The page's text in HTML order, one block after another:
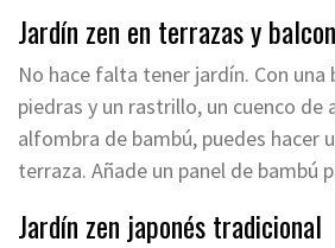
Jardín zen en terrazas y
No hace falta tener jardín. Con una
piedras y un rastrillo, un cuenco de
alfombra de bambú, puedes hacer
terraza. Añade un panel de bambú
Jardín zen japonés tradicional